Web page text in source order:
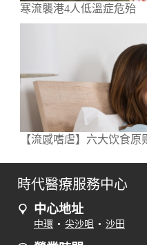
寒流襲港4人低溫症危殆
【流感嗜虐】六大饮食原
時代醫療服務中心
中心地址
中環 • 尖沙咀 • 沙田